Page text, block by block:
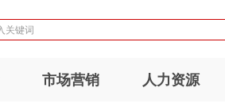
市场营销 人力资源